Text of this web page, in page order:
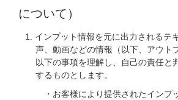
について）
インプット情報を元に出力されるテ
声、動画などの情報（以下、アウト
以下の事項を理解し、自己の責任と
するものとします。
お客様により提供されたインプ